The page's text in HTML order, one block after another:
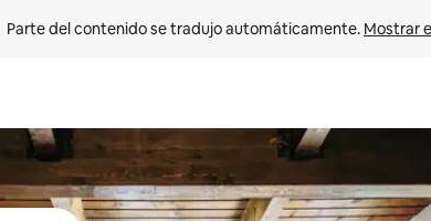
Parte del contenido se tradujo automáticamente. Mostrar